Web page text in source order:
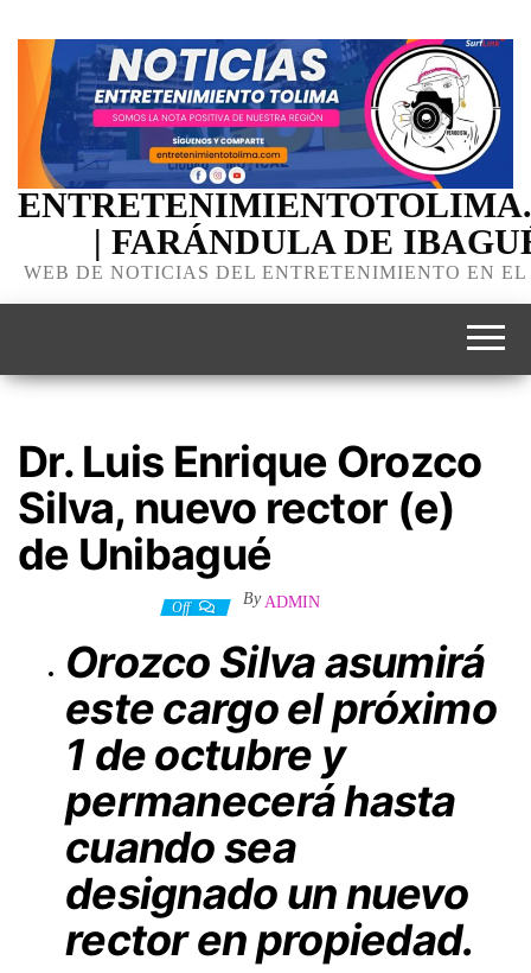
| FARÁNDULA DE
WEB DE NOTICIAS DEL ENTRETENIMIENTO EN
Dr. Luis Enrique Orozco
Silva, nuevo rector (e)
de Unibagué
Off By ADMIN
Orozco Silva asumirá
este cargo el próximo
1 de octubre y
permanecerá hasta
cuando sea
designado un nuevo
rector en propiedad.